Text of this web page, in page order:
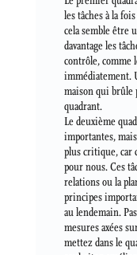
les tâches à la
cela semble être
davantage les
contrôle, comme
immédiatement.
maison qui brûle
quadrant.
Le deuxième
importantes,
plus critique, car
pour nous. Ces
relations ou la
principes
au lendemain.
mesures axées
mettez dans le